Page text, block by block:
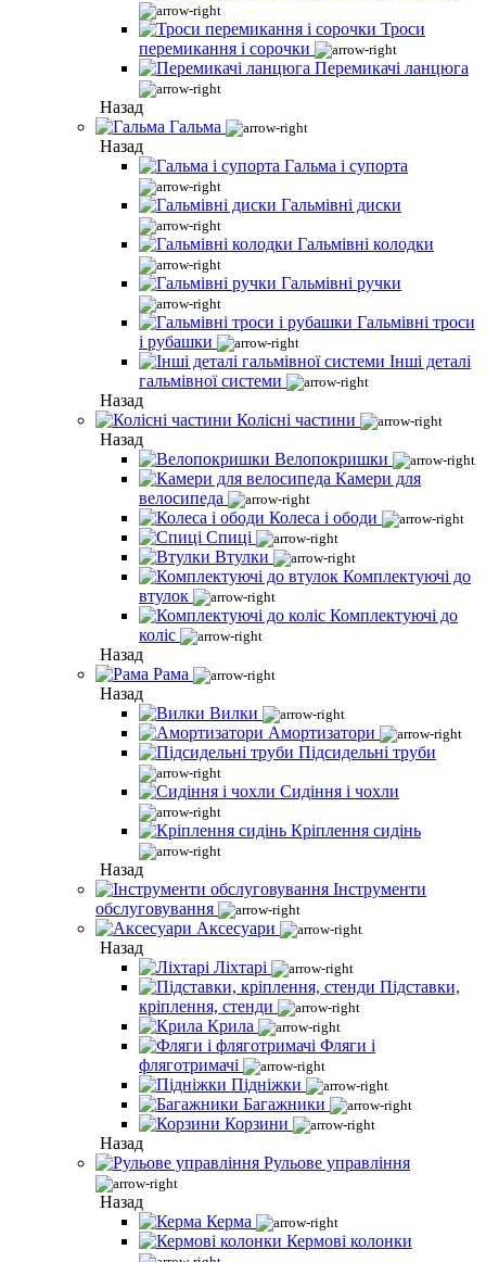
Троси
перемикання і сорочки
Перемикачі ланцюга
Назад
Гальма
Назад
Гальма і супорта
Гальмівні диски
Гальмівні колодки
Гальмівні ручки
Гальмівні троси
і рубашки
Інші деталі
гальмівної системи
Назад
Колісні частини
Назад
Велопокришки
Камери для
велосипеда
Колеса і ободи
Спиці
Втулки
Комплектуючі до
втулок
Комплектуючі до
коліс
Назад
Рама
Назад
Вилки
Амортизатори
Підсидельні труби
Сидіння і чохли
Кріплення сидінь
Назад
Інструменти
обслуговування
Аксесуари
Назад
Ліхтарі
Підставки,
кріплення, стенди
Крила
Фляги і
фляготримачі
Підніжки
Багажники
Корзини
Назад
Рульове управління
Назад
Керма
Кермові колонки